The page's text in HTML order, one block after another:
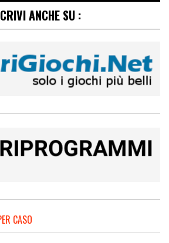
ANCHE SU :
CASO